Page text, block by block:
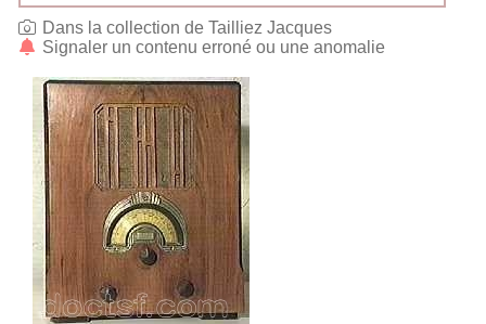
Dans la collection de Tailliez Jacques
Signaler un contenu erroné ou une anomalie